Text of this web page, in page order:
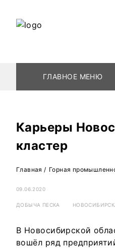
ГЛАВНОЕ МЕНЮ
Геологоразведка
Обогащение
Карьеры
кластер
Главная / Горная
09.06.2020
ДОБЫЧА ПЕСКА
В Новосибирской
вошёл ряд